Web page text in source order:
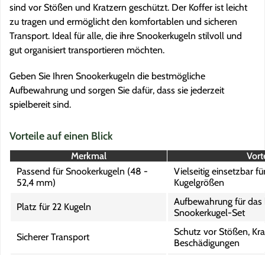
sind vor Stößen und Kratzern geschützt. Der Koffer ist leicht
zu tragen und ermöglicht den komfortablen und sicheren
Transport. Ideal für alle, die ihre Snookerkugeln stilvoll und
gut organisiert transportieren möchten.
Geben Sie Ihren Snookerkugeln die bestmögliche
Aufbewahrung und sorgen Sie dafür, dass sie jederzeit
spielbereit sind.
Vorteile auf einen Blick
Merkmal
Passend für Snookerkugeln (48 -
52,4 mm)
Vielseitig einsetzbar
Kugelgrößen
Platz für 22 Kugeln
Aufbewahrung für
Snookerkugel-Set
Sicherer Transport
Schutz vor Stößen,
Beschädigungen